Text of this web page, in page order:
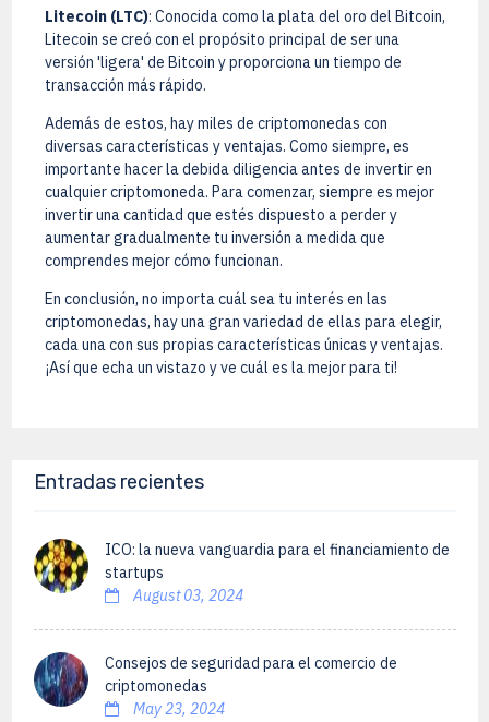
Litecoin (LTC): Conocida como la plata del oro del Bitcoin,
Litecoin se creó con el propósito principal de ser una
versión 'ligera' de Bitcoin y proporciona un tiempo de
transacción más rápido.
Además de estos, hay miles de criptomonedas con
diversas características y ventajas. Como siempre, es
importante hacer la debida diligencia antes de invertir en
cualquier criptomoneda. Para comenzar, siempre es mejor
invertir una cantidad que estés dispuesto a perder y
aumentar gradualmente tu inversión a medida que
comprendes mejor cómo funcionan.
En conclusión, no importa cuál sea tu interés en las
criptomonedas, hay una gran variedad de ellas para elegir,
cada una con sus propias características únicas y ventajas.
¡Así que echa un vistazo y ve cuál es la mejor para ti!
Entradas recientes
ICO: la nueva vanguardia para el financiamiento de
startups
August 03, 2024
Consejos de seguridad para el comercio de
criptomonedas
May 23, 2024